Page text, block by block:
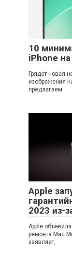
10
iPhone
Грядет новая
изображения
предлагаем
Apple
2023 из-
Apple
ремонта Mac
заявляет,